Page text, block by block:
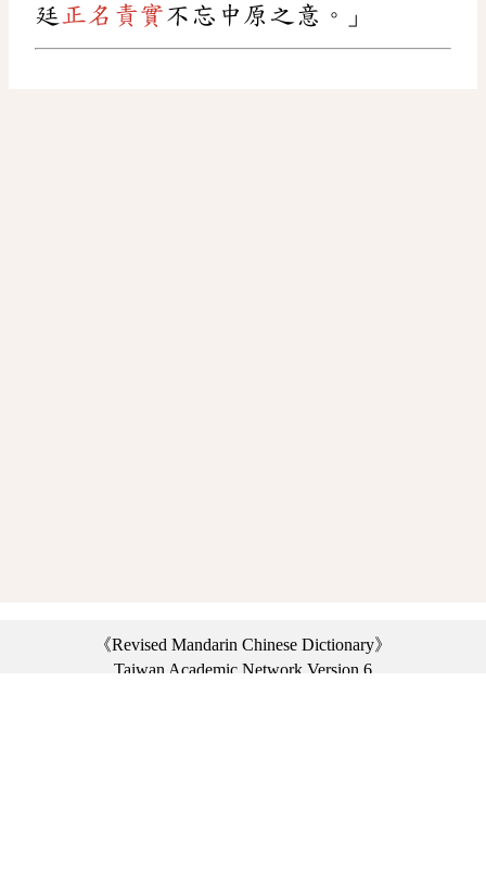
廷正名責實不忘中原之意。」
《Revised Mandarin Chinese Dictionary》
Taiwan Academic Network Version 6